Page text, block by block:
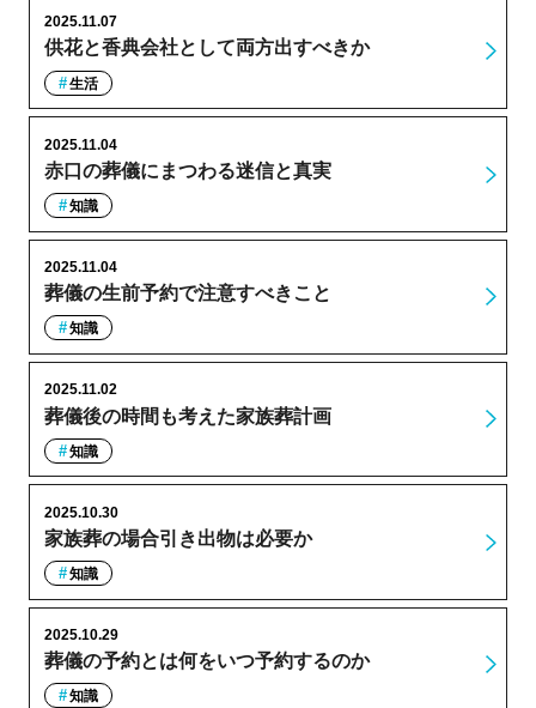
供花と香典会社として両方出すべきか
2025.11.07
生活
赤口の葬儀にまつわる迷信と真実
2025.11.04
知識
葬儀の生前予約で注意すべきこと
2025.11.04
知識
葬儀後の時間も考えた家族葬計画
2025.11.02
知識
家族葬の場合引き出物は必要か
2025.10.30
知識
葬儀の予約とは何をいつ予約するのか
2025.10.29
知識